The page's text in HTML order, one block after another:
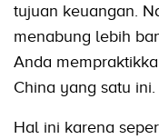
tujuan keuangan.
menabung lebih
Anda
China yang satu ini.
Hal ini karena